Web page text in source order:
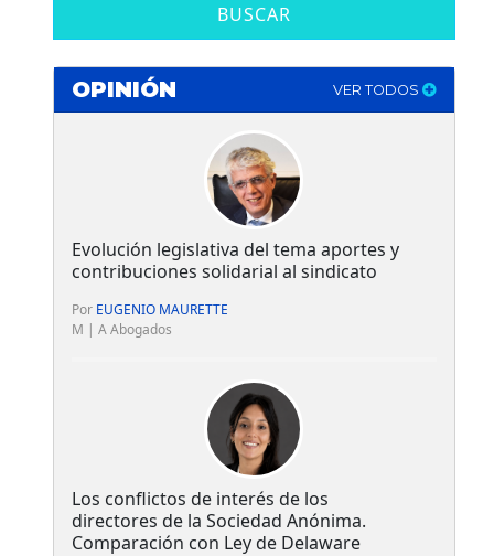
BUSCAR
OPINIÓN VER TODOS
Evolución legislativa del tema aportes y
contribuciones solidarial al sindicato
Por EUGENIO MAURETTE
M | A Abogados
Los conflictos de interés de los
directores de la Sociedad Anónima.
Comparación con Ley de Delaware